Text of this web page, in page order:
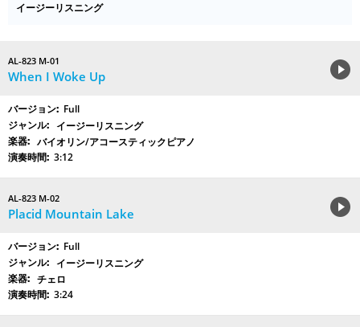
イージーリスニング
AL-823 M-01
When I Woke Up
Full
イージーリスニング
バイオリン/アコースティックピアノ
3:12
AL-823 M-02
Placid Mountain Lake
Full
イージーリスニング
チェロ
3:24